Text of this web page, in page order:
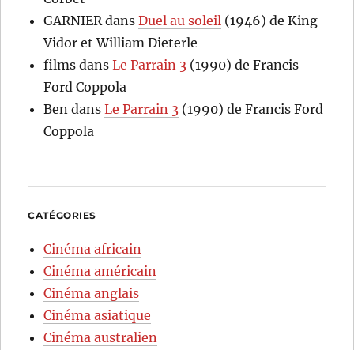
GARNIERdansDuel au soleil (1946) de King
Vidor et William Dieterle
films dansLe Parrain 3 (1990) de Francis
Ford Coppola
Ben dansLe Parrain 3 (1990) de Francis Ford
Coppola
CATÉGORIES
Cinéma africain
Cinéma américain
Cinéma anglais
Cinéma asiatique
Cinéma australien